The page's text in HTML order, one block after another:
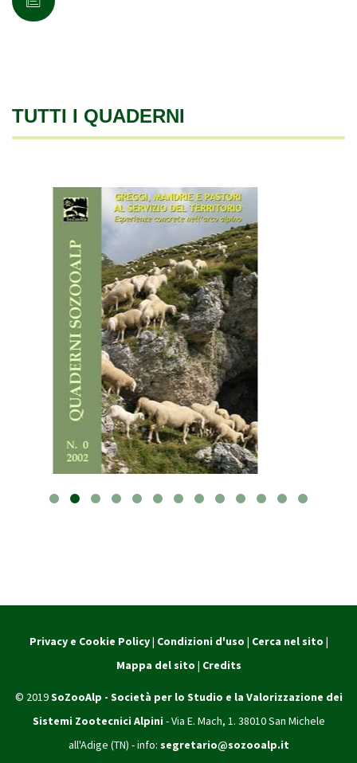
TUTTI I QUADERNI
Privacy e Cookie Policy| Condizioni d'uso | Cerca nel sito |
Mappa del sito | Credits
© 2019SoZooAlp - Società per lo Studio e la Valorizzazione dei
Sistemi Zootecnici Alpini - Via E. Mach, 1. 38010 San Michele
all'Adige (TN) - info: segretario@sozooalp.it